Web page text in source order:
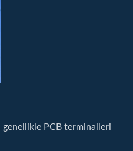
genellikle PCB terminalleri